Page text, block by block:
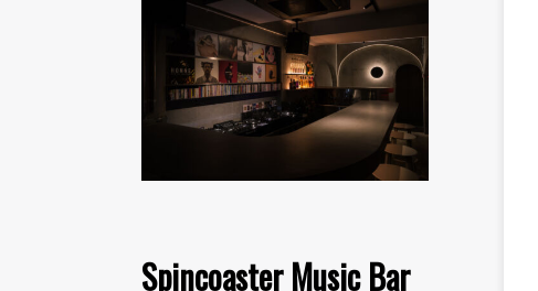
Spincoaster Music Bar